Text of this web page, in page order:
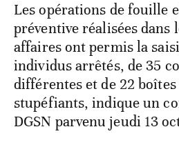
Les opérations de fouille
préventive réalisées dans
affaires ont permis la
individus arrêtés, de 35
différentes et de 22
stupéfiants, indique un
DGSN parvenu jeudi 13